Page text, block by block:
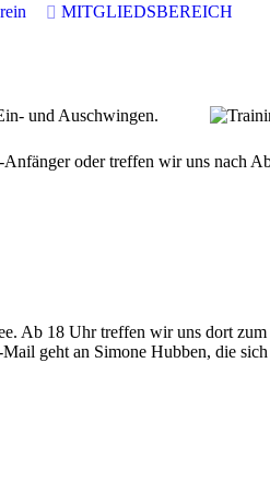
MITGLIEDSBEREICH
und Auschwingen.
oder treffen wir uns nach
Ab 18 Uhr treffen wir uns dort
geht an Simone Hubben, die